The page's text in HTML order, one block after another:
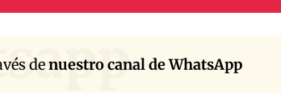
denuestro canal de WhatsApp